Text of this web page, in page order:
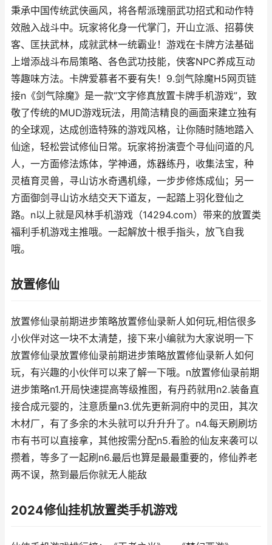
秉承中国传统武侠画风，将各帮派瑰丽武功招式和动作特
效融入战斗中。玩家将化身一代掌门，开山立派、招募侠
客、匡扶武林，成就武林一统霸业！游戏在卡牌方法基础
上增添战斗布局策略、各色武功技能，侠客NPC养成互动
等趣味方法。卡牌爱慕者不要有失！9.剑气除魔H5网页链
接n《剑气除魔》是一款“文字修真放置卡牌手机游戏”，致
敬了传统的MUD游戏玩法，用简洁精良的画面来建立独有
的全球观，达成创造特殊的游戏风格，让你随时随地踏入
仙途，轻松尝试修仙日常。玩家将扮演壹个寻仙问道的凡
人，一方面修法炼体，学神通，炼器练丹，收集法宝，种
灵植育灵兽，寻山访水奇遇机缘，一步步修炼成仙；另一
方面御剑寻山访水结交天下道友，一起踏上羽化登仙之
路。n以上就是风林手机游戏（14294.com）带来的放置类
福利手机游戏主推哦。一起解放十根手指头，放飞自我
哦。
放置修仙
放置修仙录前期进步策略放置修仙录新人如何玩,相信很多
小伙伴对这一块不太清楚，接下来小编就为大家说明一下
放置修仙录放置修仙录前期进步策略放置修仙录新人如何
玩，有兴趣的小伙伴可以来了解一下哦。n放置修仙录前期
进步策略n1.开局快速提高等级推图，有丹药就用n2.装备直
接合成元婴的，注意质量n3.优先更新洞府中的灵田，其次
木材厂，有了多余的木头就可以升升升了。n4.每天刷刷坊
市有书可以直接拿，其他按需分配n5.看脸的仙友来袭可以
攒着，等多了一起刷n6.最后也算是最最重要的，修仙养老
两不误，熬到最后你就无人能敌
2024修仙挂机放置类手机游戏